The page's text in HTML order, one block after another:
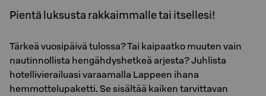
Pientä luksusta rakkaimmalle tai itsellesi!
Tärkeä vuosipäivä tulossa? Tai kaipaatko muuten vain
nautinnollista hengähdyshetkeä arjesta? Juhlista
hotellivierailuasi varaamalla Lappeen ihana
hemmottelupaketti. Se sisältää kaiken tarvittavan